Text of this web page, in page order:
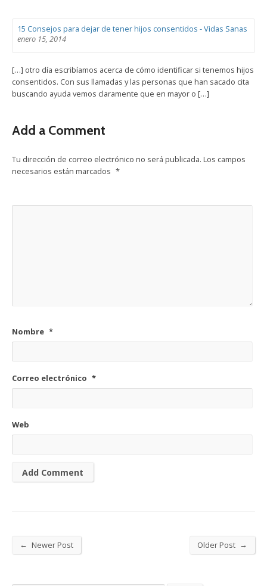
15 Consejos para dejar de tener hijos consentidos - Vidas Sanas
enero 15, 2014
[…] otro día escribíamos acerca de cómo identificar si tenemos hijos
consentidos. Con sus llamadas y las personas que han sacado cita
buscando ayuda vemos claramente que en mayor o […]
Add a Comment
Tu dirección de correo electrónico no será publicada. Los campos
necesarios están marcados *
Nombre *
Correo electrónico *
Web
← Newer Post Older Post →